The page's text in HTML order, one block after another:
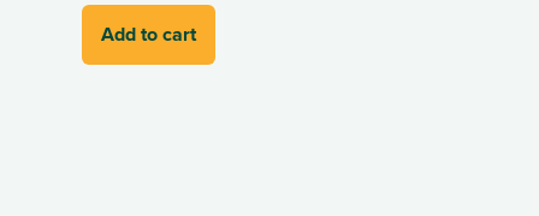
Add to cart